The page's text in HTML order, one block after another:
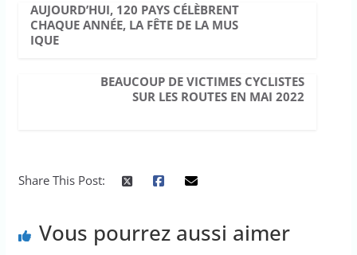
AUJOURD’HUI, 120 PAYS CÉLÈBRENT
CHAQUE ANNÉE, LA FÊTE DE LA MUS
IQUE
BEAUCOUP DE VICTIMES CYCLISTES
SUR LES ROUTES EN MAI 2022
Share This Post:
Vous pourrez aussi aimer